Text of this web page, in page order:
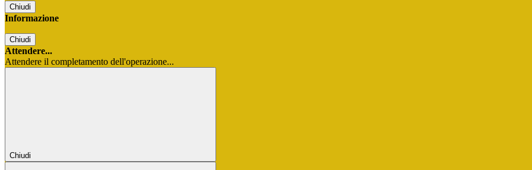
Chiudi
Informazione
Chiudi
Attendere...
Attendere il completamento dell'operazione...
Chiudi